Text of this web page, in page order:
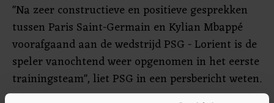
"Na zeer constructieve en positieve gesprekken
tussen Paris Saint-Germain en Kylian Mbappé
voorafgaand aan de wedstrijd PSG - Lorient is de
speler vanochtend weer opgenomen in het eerste
trainingsteam", liet PSG in een persbericht weten.